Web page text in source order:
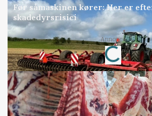
Før såmaskinen kører: Her er
skadedyrsrisici
Annonce
Loading...